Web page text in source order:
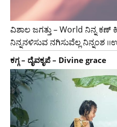
ವಿಶಾಲ ಜಗತ್ತು – World ನಿನ್ನ ಕಣ್
ನಿನ್ನನಳಿಸುವ ನಗಿಸುವೆಲ್ಲ ನಿನ್ನಂಶ
ಕಗ್ಗ – ದೈವಕೃಪೆ – Divine grace